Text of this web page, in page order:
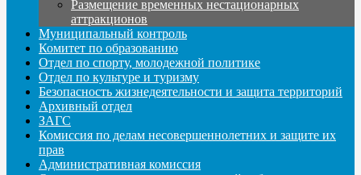
Размещение временных нестационарных
аттракционов
Муниципальный контроль
Комитет по образованию
Отдел по спорту, молодежной политике
Отдел по культуре и туризму
Безопасность жизнедеятельности и защита территорий
Архивный отдел
ЗАГС
Комиссия по делам несовершеннолетних и защите их
прав
Административная комиссия